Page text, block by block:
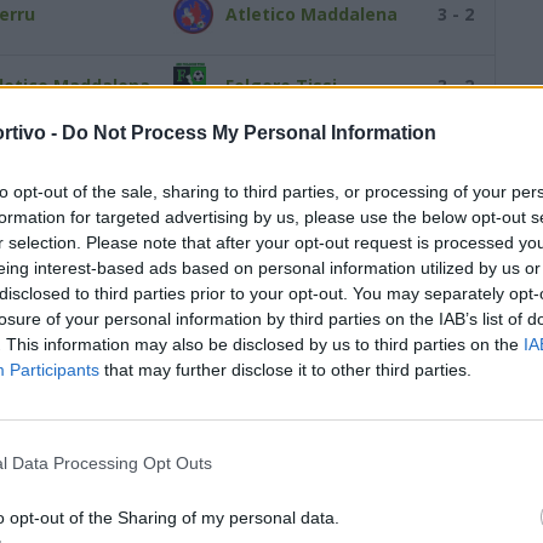
- Do Not Process My Personal Information
opt-out of the sale, sharing to third parties, or processing of your
for targeted advertising by us, please use the below opt-out
selection. Please note that after your opt-out request is processed
interest-based ads based on personal information utilized by us
to third parties prior to your opt-out. You may separately
of your personal information by third parties on the IAB’s list of
This information may also be disclosed by us to third parties on the
Participants that may further disclose it to other third parties.
Data Processing Opt Outs
opt-out of the Sharing of my personal data.
Atletico Maddalena 3 - 2
Maddalena Folgore Tissi 3 - 2
2020 Atletico Maddalena
Maddalena Lodine Calcio 1983 1 - 0
Atletico Maddalena 3 - 2
Maddalena Sporting Alghero 2 - 0
Giorgio